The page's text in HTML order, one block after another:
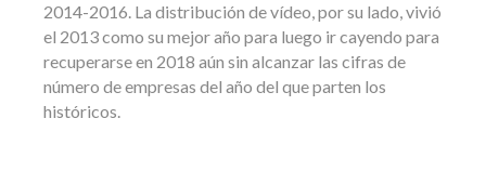
2014-2016. La distribución de vídeo, por su lado, vivió
el 2013 como su mejor año para luego ir cayendo para
recuperarse en 2018 aún sin alcanzar las cifras de
número de empresas del año del que parten los
históricos.